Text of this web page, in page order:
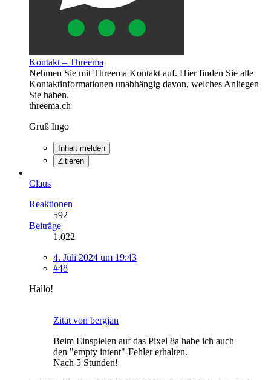
Kontakt – Threema
Nehmen Sie mit Threema Kontakt auf. Hier finden Sie alle
Kontaktinformationen unabhängig davon, welches Anliegen
Sie haben.
threema.ch
Gruß Ingo
Inhalt melden
Zitieren
Claus
Reaktionen
592
Beiträge
1.022
4. Juli 2024 um 19:43
#48
Hallo!
Zitat von bergjan
Beim Einspielen auf das Pixel 8a habe ich auch
den "empty intent"-Fehler erhalten.
Nach 5 Stunden!